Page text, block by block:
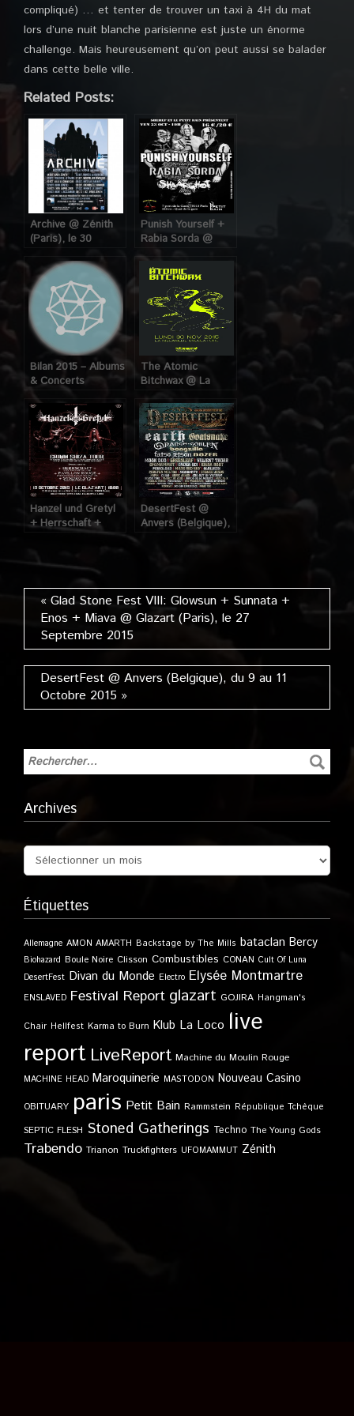
compliqué) … et tenter de trouver un taxi à 4H du mat
lors d’une nuit blanche parisienne est juste un énorme
challenge. Mais heureusement qu’on peut aussi se balader
dans cette belle ville.
Related Posts:
Archive @ Zénith
(Paris), le 30
Punish Yourself +
Rabia Sorda @
Petit Bain (Paris),
le 23 Octobre 2015
Bilan 2015 – Albums
& Concerts
The Atomic
Bitchwax @ La
Mécanique
Ondulatoire (Paris),
le 30 Novembre
2015
Hanzel und Gretyl
+ Herrschaft +
Pavillon Rouge +
Glazart (Paris), le
19 Octobre 2015
DesertFest @
Anvers (Belgique),
du 9 au 11 Octobre
« Glad Stone Fest VIII: Glowsun + Sunnata +
Enos + Miava @ Glazart (Paris), le 27
Septembre 2015
DesertFest @ Anvers (Belgique), du 9 au 11
Octobre 2015 »
Archives
Étiquettes
Allemagne AMON AMARTH Backstage by The Mills bataclan Bercy
Biohazard Boule Noire Clisson Combustibles CONAN Cult Of Luna
DesertFest Divan du Monde Electro Elysée Montmartre
ENSLAVED Festival Report glazart GOJIRA Hangman's
Chair Hellfest Karma to Burn Klub La Loco live
report LiveReport Machine du Moulin Rouge
MACHINE HEAD Maroquinerie MASTODON Nouveau Casino
OBITUARY paris Petit Bain Rammstein République Tchèque
SEPTIC FLESH Stoned Gatherings Techno The Young Gods
Trabendo Trianon Truckfighters UFOMAMMUT Zénith